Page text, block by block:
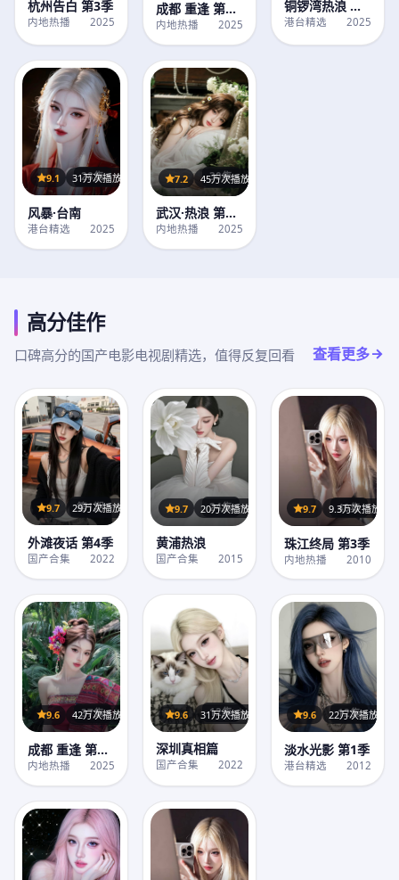
杭州告白 第3季
内地热播 2025
成都 重逢 第1
季
内地热播 2025
铜锣湾热浪 第1
季
港台精选 2025
28集
9.1 31万次播放
风暴·台南
港台精选 2025
30集
7.2 45万次播放
武汉·热浪 第3
季
内地热播 2025
高分佳作
口碑高分的国产电影电视剧精选，值得反复回看 查看更多
第1期
9.7 29万次播放
外滩夜话 第4季
国产合集 2022
24集
9.7 20万次播放
黄浦热浪
国产合集 2015
40集
9.7 9.3万次播放
珠江终局 第3季
内地热播 2010
37集
9.6 42万次播放
成都 重逢 第1
季
内地热播 2025
12集
9.6 31万次播放
深圳真相篇
国产合集 2022
12集
9.6 22万次播放
淡水光影 第1季
港台精选 2012